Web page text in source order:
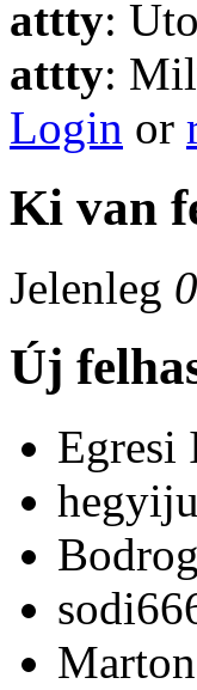
attty:
attty:
Login or
Ki van
Jelenleg
Új
Egresi